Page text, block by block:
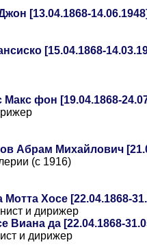
[13.04.1868-
[15.04.1868-
фон [19.04.1868-
Абрам Михайлович
(с 1916)
Мотта Хосе [22.04.1868-
и дирижер
Виана да [22.04.1868-
и дирижер